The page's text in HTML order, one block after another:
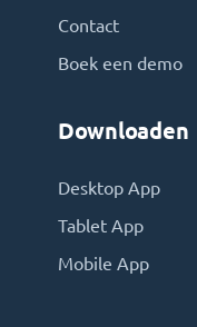
Contact
Boek een demo
Downloaden
Desktop App
Tablet App
Mobile App